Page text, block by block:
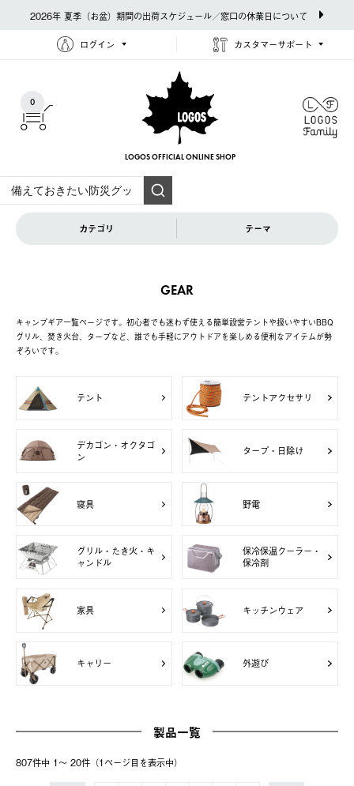
2026年 夏季（お盆）期間の出荷スケジュール／窓口の休業日について
ログイン カスタマーサポート
0
LOGOS OFFICIAL ONLINE SHOP
カテゴリ テーマ
GEAR
キャンプギア一覧ページです。初心者でも迷わず使える簡単設営テントや扱いやすいBBQ
グリル、焚き火台、タープなど、誰でも手軽にアウトドアを楽しめる便利なアイテムが勢
ぞろいです。
テント テントアクセサリ
デカゴン・オクタゴ
ン
タープ・日除け
寝具 野電
グリル・たき火・キ
ャンドル
保冷保温クーラー・
保冷剤
家具 キッチンウェア
キャリー 外遊び
製品一覧
807件中 1〜 20件（1ページ⽬を表⽰中）